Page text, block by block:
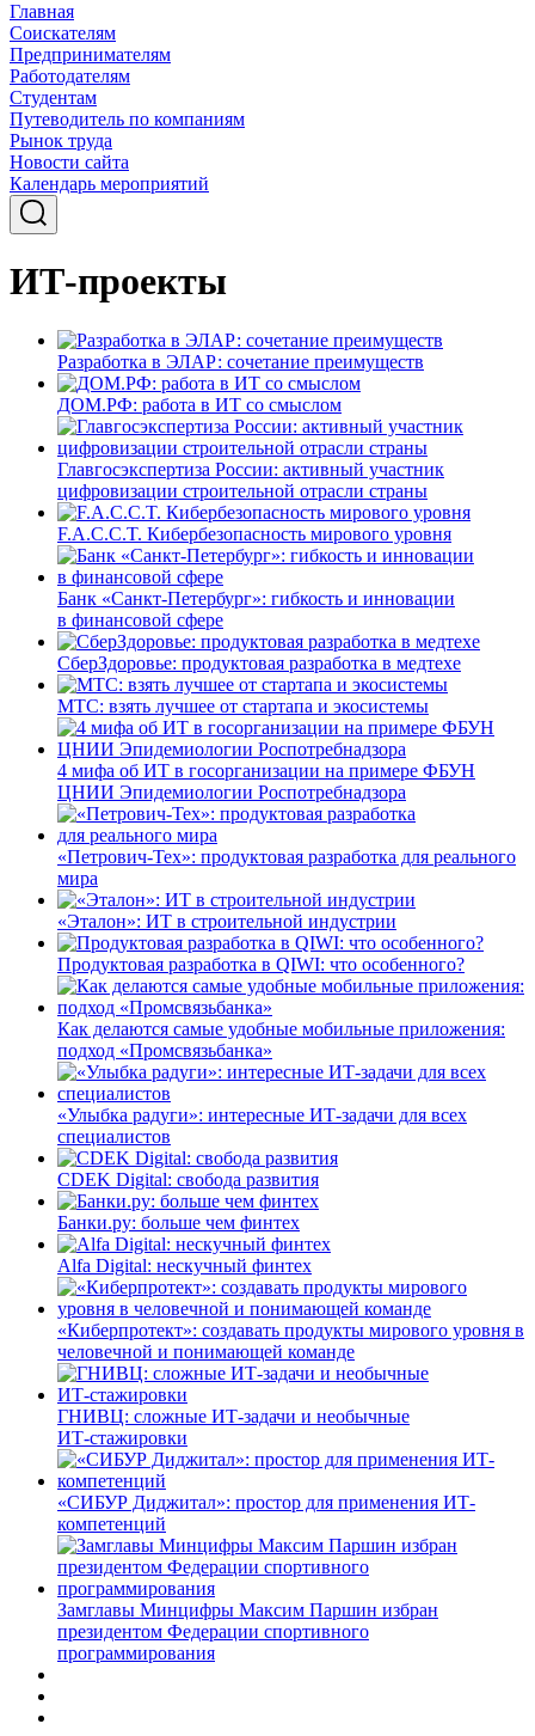
Главная
Соискателям
Предпринимателям
Работодателям
Студентам
Путеводитель по компаниям
Рынок труда
Новости сайта
Календарь мероприятий
ИТ-проекты
Разработка в ЭЛАР: сочетание преимуществ
ДОМ.РФ: работа в ИТ со смыслом
Главгосэкспертиза России: активный участник
цифровизации строительной отрасли страны
F.A.C.C.T. Кибербезопасность мирового уровня
Банк «Санкт-Петербург»: гибкость и инновации
в финансовой сфере
СберЗдоровье: продуктовая разработка в медтехе
МТС: взять лучшее от стартапа и экосистемы
4 мифа об ИТ в госорганизации на примере ФБУН
ЦНИИ Эпидемиологии Роспотребнадзора
«Петрович-Тех»: продуктовая разработка для реального
мира
«Эталон»: ИТ в строительной индустрии
Продуктовая разработка в QIWI: что особенного?
Как делаются самые удобные мобильные приложения:
подход «Промсвязьбанка»
«Улыбка радуги»: интересные ИТ-задачи для всех
специалистов
CDEK Digital: свобода развития
Банки.ру: больше чем финтех
Alfa Digital: нескучный финтех
«Киберпротект»: создавать продукты мирового уровня в
человечной и понимающей команде
ГНИВЦ: сложные ИТ‑задачи и необычные
ИТ‑стажировки
«СИБУР Диджитал»: простор для применения ИТ-
компетенций
Замглавы Минцифры Максим Паршин избран
президентом Федерации спортивного
программирования